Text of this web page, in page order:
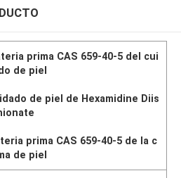
prima CAS 659-40-5 del cui
de piel
de piel de Hexamidine Diis
prima CAS 659-40-5 de la c
de piel